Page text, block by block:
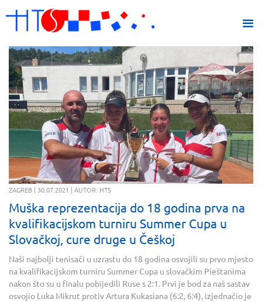
ZAGREB | 30.07.2021 | AUTOR: HTS
Muška reprezentacija do 18 godina prva na
kvalifikacijskom turniru Summer Cupa u
Slovačkoj, cure druge u Češkoj
Naši najbolji tenisači u uzrastu do 18 godina osvojili su prvo mjesto
na kvalifikacijskom turniru Summer Cupa u slovačkim Pieštanima
nakon što su u finalu pobijedili Ruse s 2:1. Prvi je bod za naš sastav
osvojio Luka Mikrut protiv Artura Kukasiana (6:2, 6:4), izjednačio je